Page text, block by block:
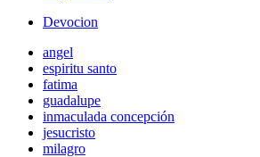
Devocion
angel
espiritu santo
fatima
guadalupe
inmaculada concepción
jesucristo
milagro